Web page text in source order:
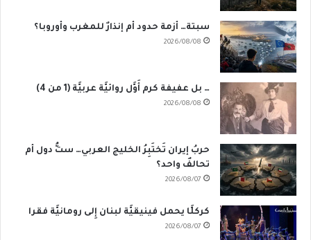
سبتة… أزمة حدود أم إنذارٌ للمغرب وأوروبا؟
2026/08/08
… بل عفيفة كرم أَوَّل روائيَّة عربيَّة (1 من 4)
2026/08/08
حربُ إيران تَختَبِرُ الخليج العربي… ستُّ دول أم
تحالفٌ واحد؟
2026/08/07
كركلَّا يحمل فينيقيَّة لبنان إِلى رومانيَّة فقرا
2026/08/07